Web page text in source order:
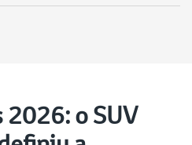
2026: o SUV